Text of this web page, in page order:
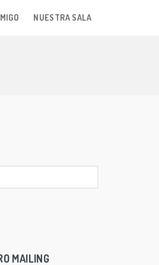
NUESTRA SALA
MAILING